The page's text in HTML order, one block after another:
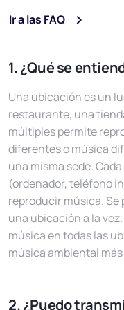
Ir a las FAQ
1. ¿Qué se
Una ubicación es un
restaurante, una
múltiples permite
diferentes o música
una misma sede.
(ordenador, teléfono
reproducir música.
una ubicación a la
música en todas las
música ambiental
2. ¿Puedo